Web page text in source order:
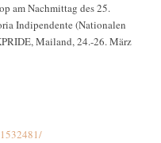
am Nachmittag des 25.
Indipendente (Nationalen
Mailand, 24.-26. März